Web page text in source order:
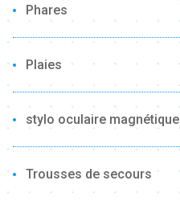
Phares
Plaies
stylo oculaire magnétique
Trousses de secours